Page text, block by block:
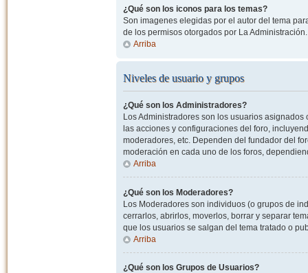
¿Qué son los iconos para los temas?
Son imagenes elegidas por el autor del tema
de los permisos otorgados por La Administración.
Arriba
Niveles de usuario y grupos
¿Qué son los Administradores?
Los Administradores son los usuarios
las acciones y configuraciones del foro,
moderadores, etc. Dependen del fundador del
moderación en cada uno de los foros,
Arriba
¿Qué son los Moderadores?
Los Moderadores son individuos (o grupos de
cerrarlos, abrirlos, moverlos, borrar y separar
que los usuarios se salgan del tema tratado o
Arriba
¿Qué son los Grupos de Usuarios?